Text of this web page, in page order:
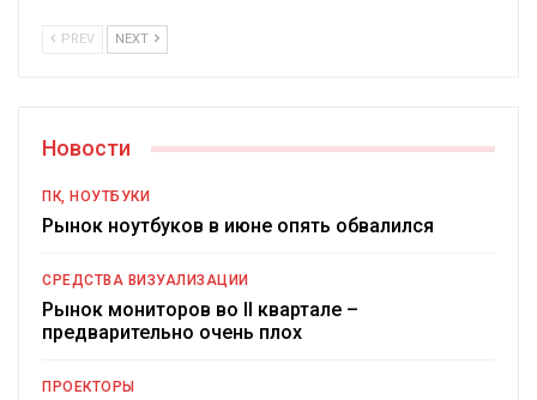
PREV NEXT
Новости
ПК, НОУТБУКИ
Рынок ноутбуков в июне опять обвалился
СРЕДСТВА ВИЗУАЛИЗАЦИИ
Рынок мониторов во II квартале –
предварительно очень плох
ПРОЕКТОРЫ